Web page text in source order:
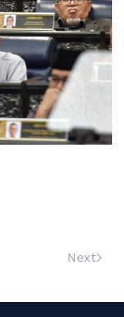
Next